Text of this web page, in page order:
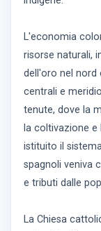
L'economia
risorse naturali,
dell'oro nel nord
centrali e
tenute, dove la
la coltivazione
istituito il
spagnoli veniva
e tributi dalle
La Chiesa